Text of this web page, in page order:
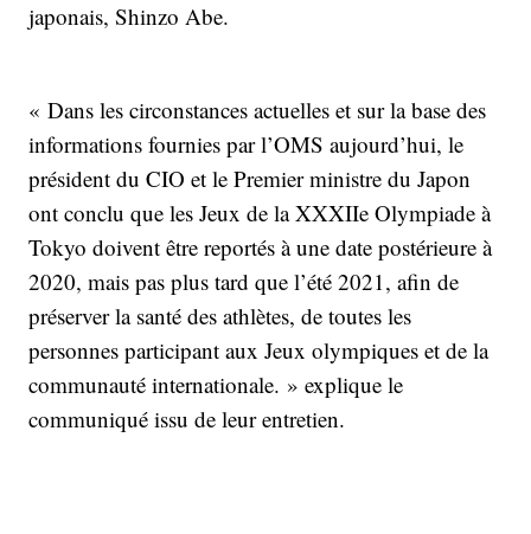
japonais, Shinzo Abe.
« Dans les circonstances actuelles et sur la base des
informations fournies par l’OMS aujourd’hui, le
président du CIO et le Premier ministre du Japon
ont conclu que les Jeux de la XXXIIe Olympiade à
Tokyo doivent être reportés à une date postérieure à
2020, mais pas plus tard que l’été 2021, afin de
préserver la santé des athlètes, de toutes les
personnes participant aux Jeux olympiques et de la
communauté internationale. » explique le
communiqué issu de leur entretien.